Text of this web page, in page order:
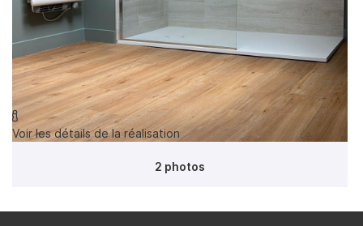
CONTACT
Restez
INSCRIPTION

Voir les détails de la réalisation
2 photos